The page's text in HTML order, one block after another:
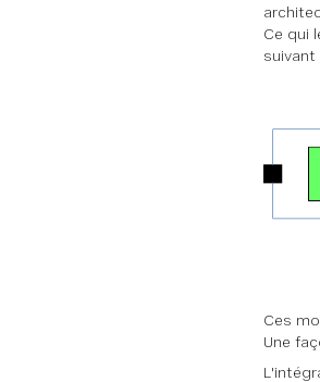
Ce qui
suivant
Ces
Une